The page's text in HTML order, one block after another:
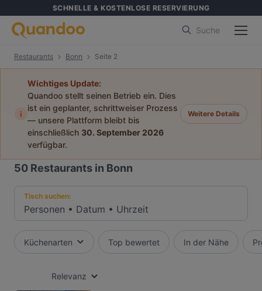
SCHNELLE & KOSTENLOSE RESERVIERUNG
Suche
Restaurants Bonn Seite 2
i
Wichtiges Update:
Quandoo stellt seinen Betrieb ein. Dies
ist ein geplanter, schrittweiser Prozess
— unsere Plattform bleibt bis
einschließlich 30. September 2026
verfügbar.
Weitere Details
50 Restaurants in Bonn
Tisch suchen:
Personen • Datum • Uhrzeit
Küchenarten Top bewertet In der Nähe
Relevanz